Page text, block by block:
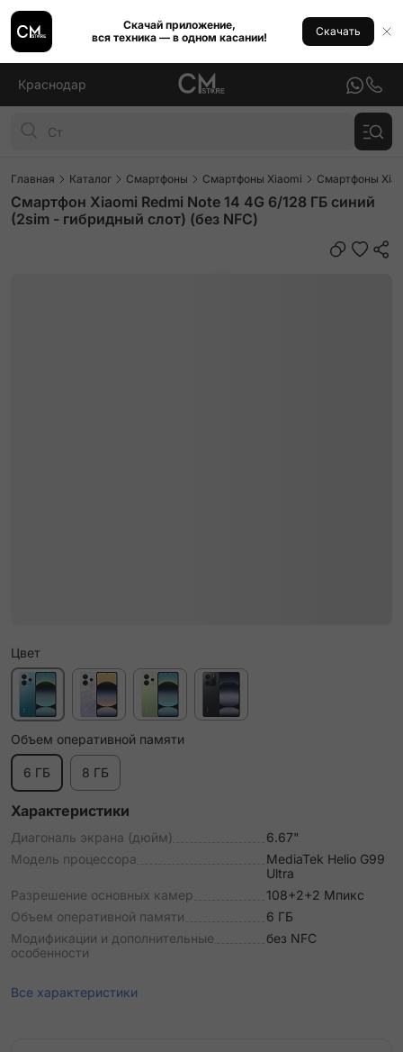
Скачай приложение,
вся техника — в одном касании!
Скачать
Краснодар
Главная Каталог Смартфоны Смартфоны Xiaomi Смартфоны
Смартфон Xiaomi Redmi Note 14 4G 6/128 ГБ синий
(2sim - гибридный слот) (без NFC)
Цвет
Объем оперативной памяти
6 ГБ 8 ГБ
Характеристики
Диагональ экрана (дюйм)
6.67"
Модель процессора
MediaTek Helio G99
Ultra
Разрешение основных камер
108+2+2 Мпикс
Объем оперативной памяти
6 ГБ
Модификации и дополнительные
особенности
без NFC
Все характеристики